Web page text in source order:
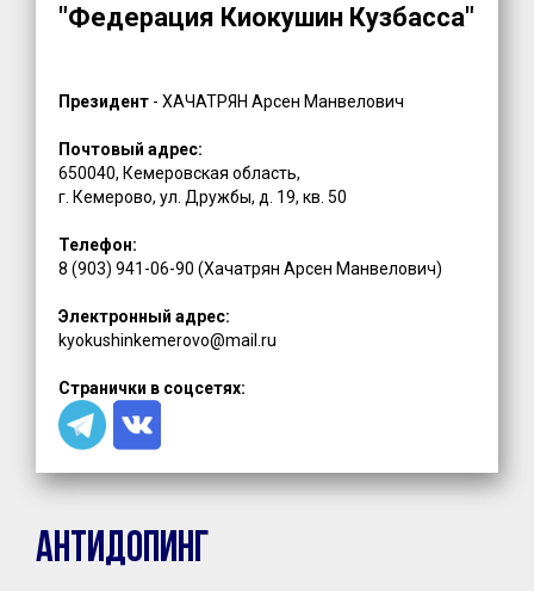
"Федерация Киокушин Кузбасса"
Президент - ХАЧАТРЯН Арсен Манвелович
Почтовый адрес:
650040, Кемеровская область,
г. Кемерово, ул. Дружбы, д. 19, кв. 50
Телефон:
8 (903) 941-06-90 (Хачатрян Арсен Манвелович)
Электронный адрес:
kyokushinkemerovo@mail.ru
Странички в соцсетях:
Антидопинг